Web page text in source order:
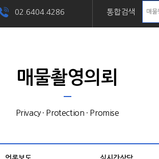
02.6404.4286 통합검색
매물촬영의뢰
Privacy · Protection · Promise